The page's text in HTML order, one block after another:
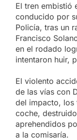
El tren embistió
conducido por
Policía, tras un
Francisco
en el rodado
intentaron huir,
El violento
de las vías con
del impacto, los
coche,
aprehendidos
a la comisaría.